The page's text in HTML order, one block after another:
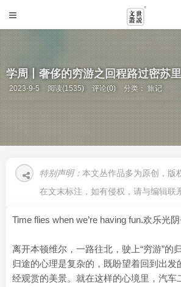
学周丨奢侈的穷游之回程路过密苏里
2023-9-5 阅读(1535) 评论(0) 分类：旅记
特别声明： 本文丛作品多为原创，版
在文末标注，如有侵权，请与编辑联
Time flies when we’re having fun.欢乐光阴
离开本顿维尔，一路往北，驶上“穷游”的归
归途的心理是复杂的，既盼望着回到出发
经观赏的美景。就在这样的心境里，汽车